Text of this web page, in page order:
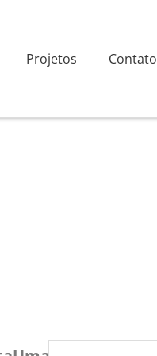
Projetos Contato